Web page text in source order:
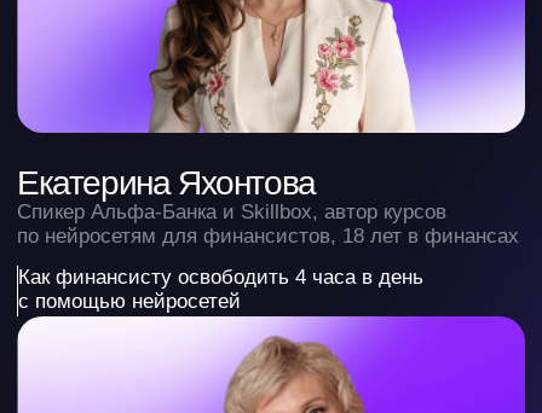
Тимур Ширинов
наставник предпринимателей, спикер 150+
конференций
Как стать незаменимым финансистом в сильной
команде